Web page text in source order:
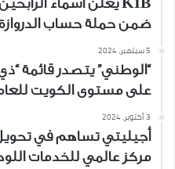
ضمن حملة حساب الدروازة
5 سبتمبر، 2024
على مستوى الكويت للعام
3 أكتوبر، 2024
أجيليتي تساهم في
مركز عالمي للخدمات